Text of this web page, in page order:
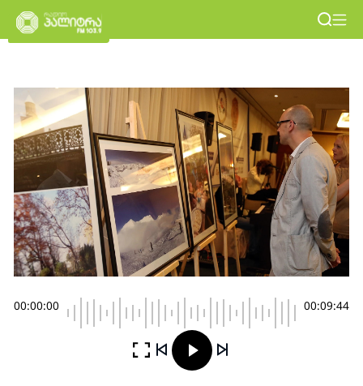
00:00:00 00:09:44